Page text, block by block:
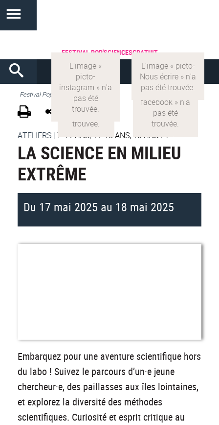
FESTIVAL POP'SCIENCESGRATUIT
Festival Pop'Sciences
ATELIERS | 7-11 ANS, 11-15 ANS, 15 ANS ET +
LA SCIENCE EN MILIEU
EXTRÊME
Du 17 mai 2025 au 18 mai 2025
Embarquez pour une aventure scientifique hors
du labo ! Suivez le parcours d’un·e jeune
chercheur·e, des paillasses aux îles lointaines,
et explorez la diversité des méthodes
scientifiques. Curiosité et esprit critique au